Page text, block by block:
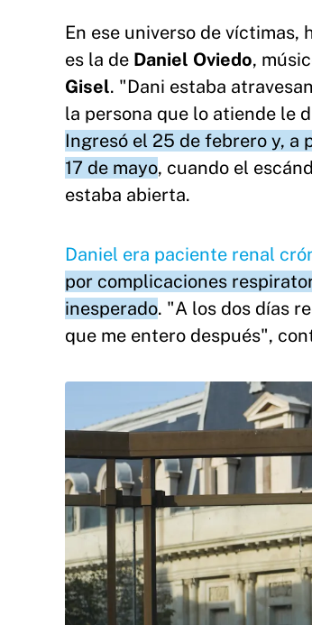
En ese universo de
es la de Daniel Oviedo,
Gisel. "Dani estaba
la persona que lo atiende le
Ingresó el 25 de febrero y, a
17 de mayo, cuando el
estaba abierta.
Daniel era paciente renal
por complicaciones
inesperado. "A los dos días
que me entero después",